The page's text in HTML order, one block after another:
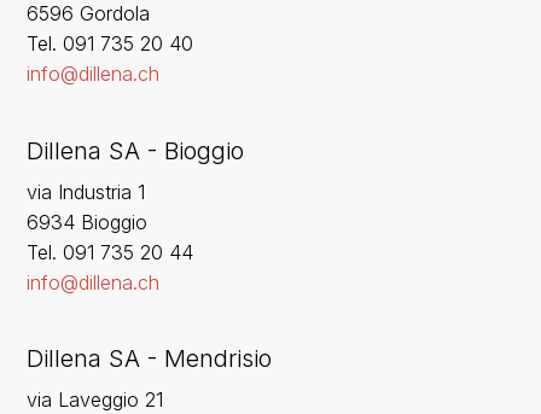
6596 Gordola
‍Tel. 091 735 20 40
info@dillena.ch
Dillena SA - Bioggio
via Industria 1
6934 Bioggio
Tel. 091 735 20 44
info@dillena.ch
Dillena SA - Mendrisio
via Laveggio 21